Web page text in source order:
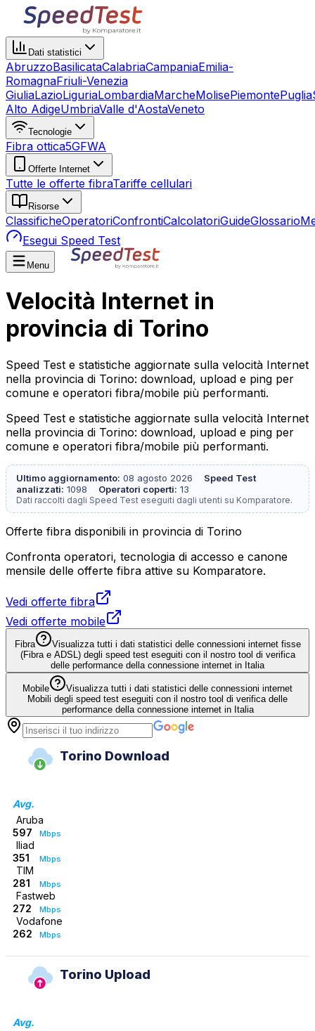
Dati statistici
AbruzzoBasilicataCalabriaCampaniaEmilia-
RomagnaFriuli-Venezia
GiuliaLazioLiguriaLombardiaMarcheMolisePiemontePuglia
Alto AdigeUmbriaValle d'AostaVeneto
Tecnologie
Fibra ottica5GFWA
Offerte Internet
Tutte le offerte fibraTariffe cellulari
Risorse
ClassificheOperatoriConfrontiCalcolatoriGuideGlossario
Esegui Speed Test
Menu
Velocità Internet in
provincia di Torino
Speed Test e statistiche aggiornate sulla velocità Internet
nella provincia di Torino: download, upload e ping per
comune e operatori fibra/mobile più performanti.
Speed Test e statistiche aggiornate sulla velocità Internet
nella provincia di Torino: download, upload e ping per
comune e operatori fibra/mobile più performanti.
Ultimo aggiornamento: 08 agosto 2026
Speed Test
analizzati: 1098 Operatori coperti: 13
Dati raccolti dagli Speed Test eseguiti dagli utenti su Komparatore.
Offerte fibra disponibili in provincia di Torino
Confronta operatori, tecnologia di accesso e canone
mensile delle offerte fibra attive su Komparatore.
Vedi offerte fibra
Vedi offerte mobile
Fibra
Visualizza tutti i dati statistici delle connessioni internet fisse
(Fibra e ADSL) degli speed test eseguiti con il nostro tool di verifica
delle performance della connessione internet in Italia
Mobile
Visualizza tutti i dati statistici delle connessioni internet
Mobili degli speed test eseguiti con il nostro tool di verifica delle
performance della connessione internet in Italia
Torino Download
Avg.
Aruba
597
Mbps
Iliad
351
Mbps
TIM
281
Mbps
Fastweb
272
Mbps
Vodafone
262
Mbps
Torino Upload
Avg.